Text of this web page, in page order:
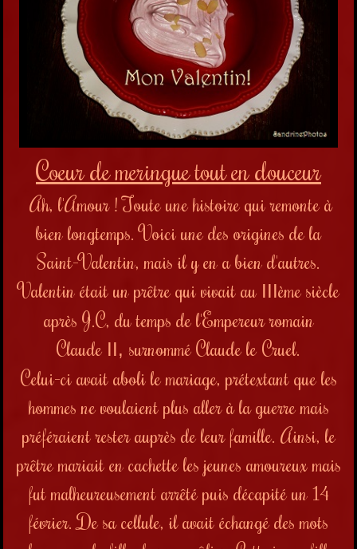
Coeur de meringue tout en douceur
Ah, l'Amour ! Toute une histoire qui remonte à
bien longtemps. Voici une des origines de la
Saint-Valentin, mais il y en a bien d'autres.
Valentin était un prêtre qui vivait au IIIème siècle
après J.C, dutemps de l'Empereur romain
Claude II, surnommé Claude le Cruel.
Celui-ciavait aboli le mariage, prétextant que les
hommes ne voulaient plus aller à la guerre mais
préféraient rester auprès de leur famille. Ainsi, le
prêtre mariait en cachette les jeunes amoureux mais
fut malheureusement arrêté puis décapité un 14
février. De sa cellule, il avait échangé des mots